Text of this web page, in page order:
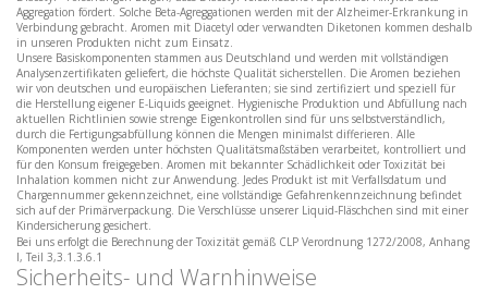
Aggregation fördert. Solche Beta-Agreggationen werden mit der Alzheimer-Erkrankung in
Verbindung gebracht. Aromen mit Diacetyl oder verwandten Diketonen kommen deshalb
in unseren Produkten nicht zum Einsatz.
Unsere Basiskomponenten stammen aus Deutschland und werden mit vollständigen
Analysenzertifikaten geliefert, die höchste Qualität sicherstellen. Die Aromen beziehen
wir von deutschen und europäischen Lieferanten; sie sind zertifiziert und speziell für
die Herstellung eigener E‑Liquids geeignet. Hygienische Produktion und Abfüllung nach
aktuellen Richtlinien sowie strenge Eigenkontrollen sind für uns selbstverständlich,
durch die Fertigungsabfüllung können die Mengen minimalst differieren. Alle
Komponenten werden unter höchsten Qualitätsmaßstäben verarbeitet, kontrolliert und
für den Konsum freigegeben. Aromen mit bekannter Schädlichkeit oder Toxizität bei
Inhalation kommen nicht zur Anwendung. Jedes Produkt ist mit Verfallsdatum und
Chargennummer gekennzeichnet, eine vollständige Gefahrenkennzeichnung befindet
sich auf der Primärverpackung. Die Verschlüsse unserer Liquid-Fläschchen sind mit einer
Kindersicherung gesichert.
Bei uns erfolgt die Berechnung der Toxizität gemäß CLP Verordnung 1272/2008, Anhang
I, Teil 3,3.1.3.6.1
Sicherheits- und Warnhinweise